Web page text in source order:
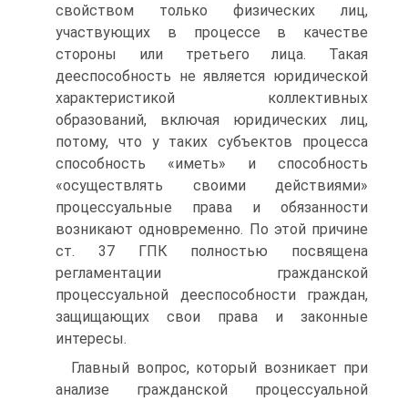
свойством только физических лиц,
участвующих в процессе в качестве
стороны или третьего лица. Такая
дееспособность не является юридической
характеристикой коллективных
образований, включая юридических лиц,
потому, что у таких субъектов процесса
способность «иметь» и способность
«осуществлять своими действиями»
процессуальные права и обязанности
возникают одновременно. По этой причине
ст. 37 ГПК полностью посвящена
регламентации гражданской
процессуальной дееспособности граждан,
защищающих свои права и законные
интересы.
Главный вопрос, который возникает при
анализе гражданской процессуальной